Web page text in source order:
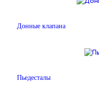
Донные клапана
Пьедесталы